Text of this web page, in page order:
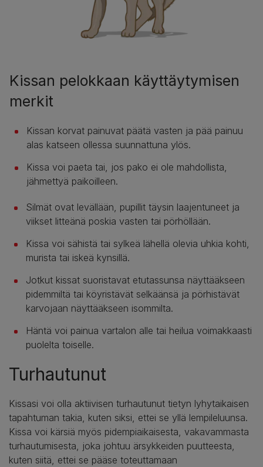
Kissan pelokkaan käyttäytymisen
merkit
Kissan korvat painuvat päätä vasten ja pää painuu
alas katseen ollessa suunnattuna ylös.
Kissa voi paeta tai, jos pako ei ole mahdollista,
jähmettyä paikoilleen.
Silmät ovat levällään, pupillit täysin laajentuneet ja
viikset litteänä poskia vasten tai pörhöllään.
Kissa voi sähistä tai sylkeä lähellä olevia uhkia kohti,
murista tai iskeä kynsillä.
Jotkut kissat suoristavat etutassunsa näyttääkseen
pidemmiltä tai köyristävät selkäänsä ja pörhistävät
karvojaan näyttääkseen isommilta.
Häntä voi painua vartalon alle tai heilua voimakkaasti
puolelta toiselle.
Turhautunut
Kissasi voi olla aktiivisen turhautunut tietyn lyhytaikaisen
tapahtuman takia, kuten siksi, ettei se yllä lempileluunsa.
Kissa voi kärsiä myös pidempiaikaisesta, vakavammasta
turhautumisesta, joka johtuu ärsykkeiden puutteesta,
kuten siitä, ettei se pääse toteuttamaan